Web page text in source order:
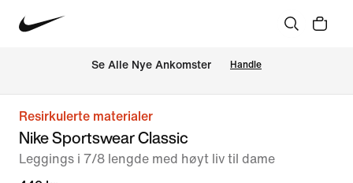
Se Alle Nye Ankomster Handle
Resirkulerte materialer
Nike Sportswear Classic
Leggings i 7/8 lengde med høyt liv til dame